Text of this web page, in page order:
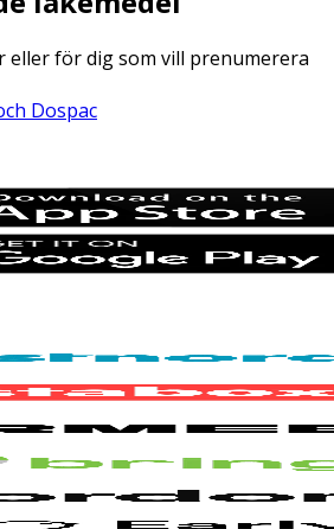
eller för dig som vill prenumerera
Dospac